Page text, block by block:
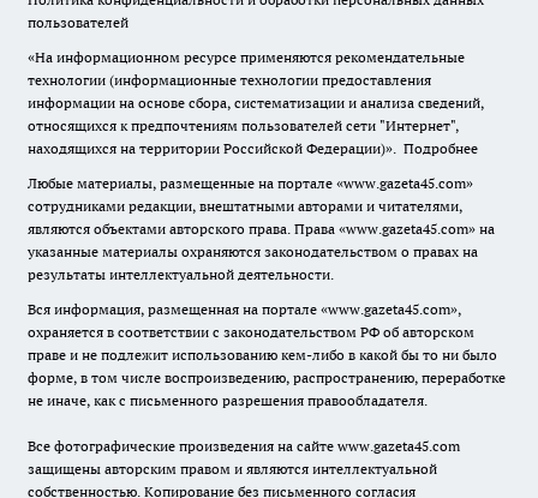
пользователей
«На информационном ресурсе применяются рекомендательные
технологии (информационные технологии предоставления
информации на основе сбора, систематизации и анализа сведений,
относящихся к предпочтениям пользователей сети "Интернет",
находящихся на территории Российской Федерации)». Подробнее
Любые материалы, размещенные на портале «www.gazeta45.com»
сотрудниками редакции, внештатными авторами и читателями,
являются объектами авторского права. Права «www.gazeta45.com» на
указанные материалы охраняются законодательством о правах на
результаты интеллектуальной деятельности.
Вся информация, размещенная на портале «www.gazeta45.com»,
охраняется в соответствии с законодательством РФ об авторском
праве и не подлежит использованию кем-либо в какой бы то ни было
форме, в том числе воспроизведению, распространению, переработке
не иначе, как с письменного разрешения правообладателя.
Все фотографические произведения на сайте www.gazeta45.com
защищены авторским правом и являются интеллектуальной
собственностью. Копирование без письменного согласия